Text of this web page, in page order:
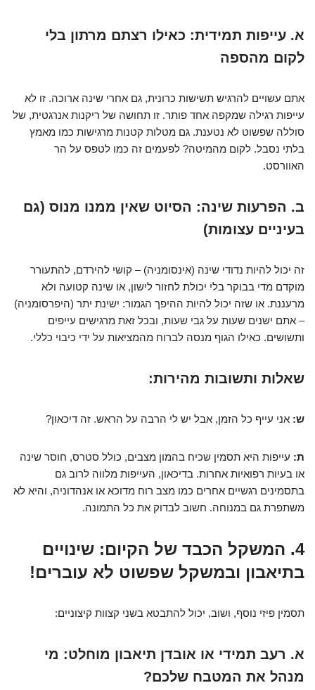
א. עייפות תמידית: כאילו רצתם מרתון בלי
לקום מהספה
אתם עשויים להרגיש תשישות כרונית, גם אחרי שינה ארוכה. זו לא
עייפות רגילה שמקפה אחד פותר. זו תחושה של ריקנות אנרגטית, של
סוללה שפשוט לא נטענת. גם מטלות קטנות מרגישות כמו מאמץ
בלתי נסבל. לקום מהמיטה? לפעמים זה כמו לטפס על הר
האוורסט.
ב. הפרעות שינה: הסיוט שאין ממנו מנוס (גם
בעיניים עצומות)
זה יכול להיות נדודי שינה (אינסומניה) – קושי להירדם, להתעורר
מוקדם מדי בבוקר בלי יכולת לחזור לישון, או שינה קטועה ולא
מרעננת. או שזה יכול להיות ההיפך הגמור: ישינת יתר (היפרסומניה)
– אתם ישנים שעות על גבי שעות, ובכל זאת מרגישים עייפים
ותשושים. כאילו הגוף מנסה לברוח מהמציאות על ידי כיבוי כללי.
שאלות ותשובות מהירות:
ש: אני עייף כל הזמן, אבל יש לי הרבה על הראש. זה דיכאון?
ת: עייפות היא תסמין שכיח בהמון מצבים, כולל סטרס, חוסר שינה
או בעיות רפואיות אחרות. בדיכאון, העייפות מלווה לרוב גם
בתסמינים רגשיים אחרים כמו מצב רוח מדוכא או אנהדוניה, והיא לא
משתפרת גם במנוחה. חשוב לבדוק את כל התמונה.
4. המשקל הכבד של הקיום: שינויים
בתיאבון ובמשקל שפשוט לא עוברים!
תסמין פיזי נוסף, ושוב, יכול להתבטא בשני קצוות קיצוניים:
א. רעב תמידי או אובדן תיאבון מוחלט: מי
מנהל את המטבח שלכם?